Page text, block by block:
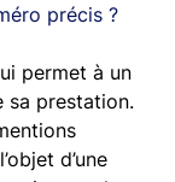
précis ?
permet à un
sa prestation.
d’une